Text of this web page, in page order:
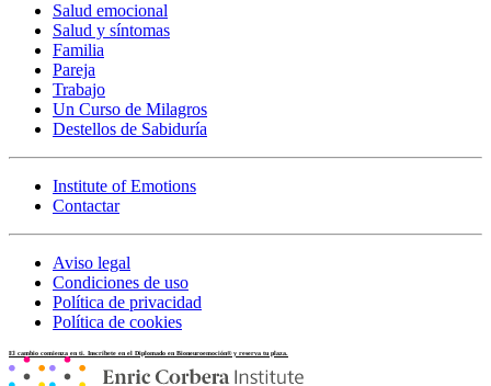
Salud emocional
Salud y síntomas
Familia
Pareja
Trabajo
Un Curso de Milagros
Destellos de Sabiduría
Institute of Emotions
Contactar
Aviso legal
Condiciones de uso
Política de privacidad
Política de cookies
El cambio comienza en ti. Inscríbete en el Diplomado en Bioneuroemoción® y reserva tu plaza.